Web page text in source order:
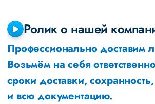
Ролик о нашей
Профессионально доставим
Возьмём на себя
сроки доставки,
и всю документацию.